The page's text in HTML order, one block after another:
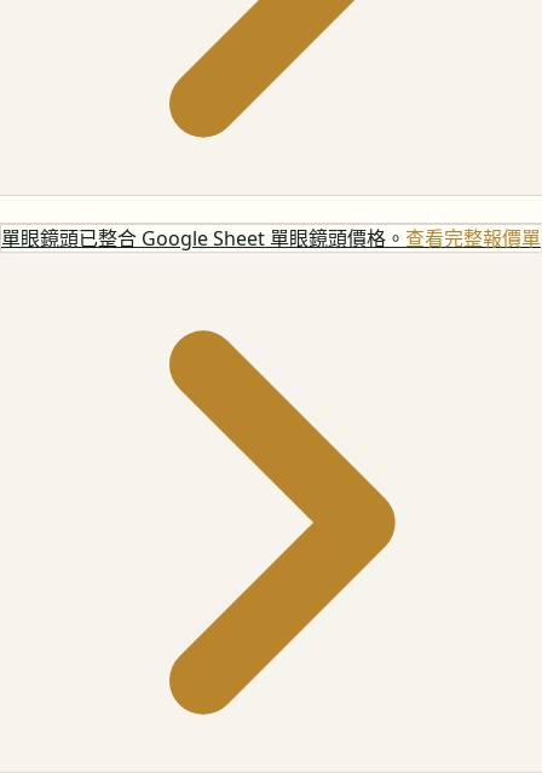
單眼鏡頭已整合 Google Sheet 單眼鏡頭價格。 查看完整報價單